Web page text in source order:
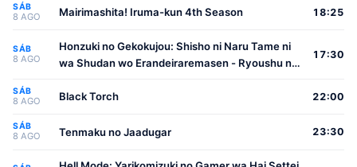
SÁB
8 AGO Mairimashita! Iruma-kun 4th Season 18:25
SÁB
8 AGO
Honzuki no Gekokujou: Shisho ni Naru Tame ni
wa Shudan wo Erandeiraremasen - Ryoushu no
17:30
SÁB
8 AGO Black Torch 22:00
SÁB
8 AGO Tenmaku no Jaadugar 23:30